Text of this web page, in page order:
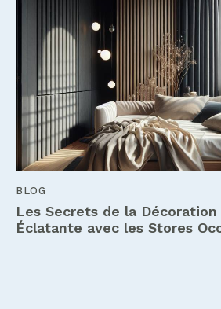
BLOG
Les Secrets de la
Éclatante avec les Stores